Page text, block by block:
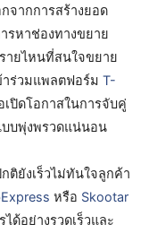
จากการสร้างยอด
รหาช่องทางขยาย
ายไหนที่สนใจขยาย
าร่วมแพลตฟอร์ม T-
ปิดโอกาสในการจับคู่
บบพุ่งพรวดแน่นอน
ติยังเร็วไม่ทันใจลูกค้า
หรือ Skootar
ด้อย่างรวดเร็วและ